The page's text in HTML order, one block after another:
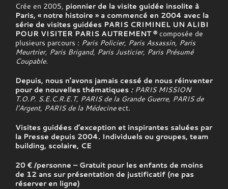
Crée en 2005, pionnier de la visite guidée insolite à
Paris, « notre histoire » a commencé en 2004 avec la
série de visites guidées PARIS CRIMINEL UN ALIBI
POUR VISITER PARIS AUTREMENT ®composée de
plusieurs parcours : Paris Policier, Paris Assassin, Paris
Meurtrier, Paris Brigand, Paris Justicier, Paris Présumé
Coupable.
Depuis, nous n’avons jamais cessé de nous réinventer
pour de nouvelles thématiques: PARIS MISSION
T.O.P. S.E.C.R.E.T, PARIS de la Grande Guerre, PARIS de
l’Argent, PARIS de la Médecineect.
Visites guidées d’exception et inspirantes saluées par
la Presse depuis 2004. Individuels ou groupes, team
building, scolaire, CE
20 € /personne – Gratuit pour les enfants de moins
de 12 ans sur présentation de justificatif (ne pas
réserver en ligne)